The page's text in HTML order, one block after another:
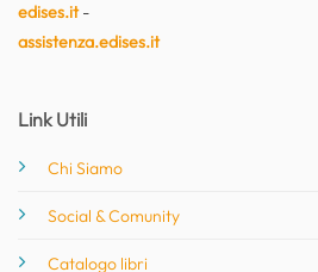
edises.it-
assistenza.edises.it
Link Utili
Chi Siamo
Social & Comunity
Catalogo libri